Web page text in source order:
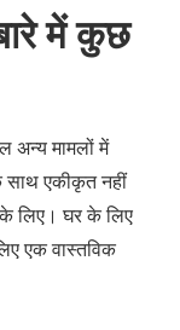
में कुछ
अन्य मामलों में
साथ एकीकृत नहीं
लिए। घर के लिए
एक वास्तविक